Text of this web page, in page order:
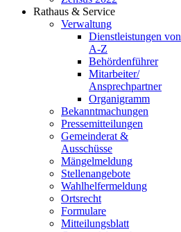
Rathaus & Service
Verwaltung
Dienstleistungen von
A-Z
Behördenführer
Mitarbeiter/
Ansprechpartner
Organigramm
Bekanntmachungen
Pressemitteilungen
Gemeinderat &
Ausschüsse
Mängelmeldung
Stellenangebote
Wahlhelfermeldung
Ortsrecht
Formulare
Mitteilungsblatt